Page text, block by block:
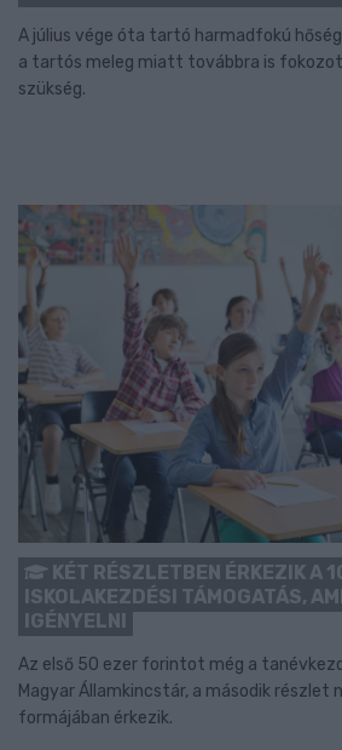
A július vége óta tartó harmadfokú
a tartós meleg miatt továbbra is
szükség.
KÉT RÉSZLETBEN ÉRKEZIK A
ISKOLAKEZDÉSI TÁMOGATÁS,
IGÉNYELNI
Az első 50 ezer forintot még a
Magyar Államkincstár, a második részlet
formájában érkezik.